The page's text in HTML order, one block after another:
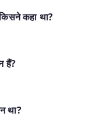
कहा था?
हैं?
था?